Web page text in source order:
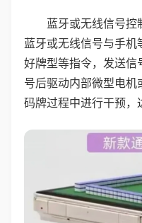
蓝牙或无线信号控
蓝牙或无线信号与手
好牌型等指令，发送信
号后驱动内部微型电机
码牌过程中进行干预，